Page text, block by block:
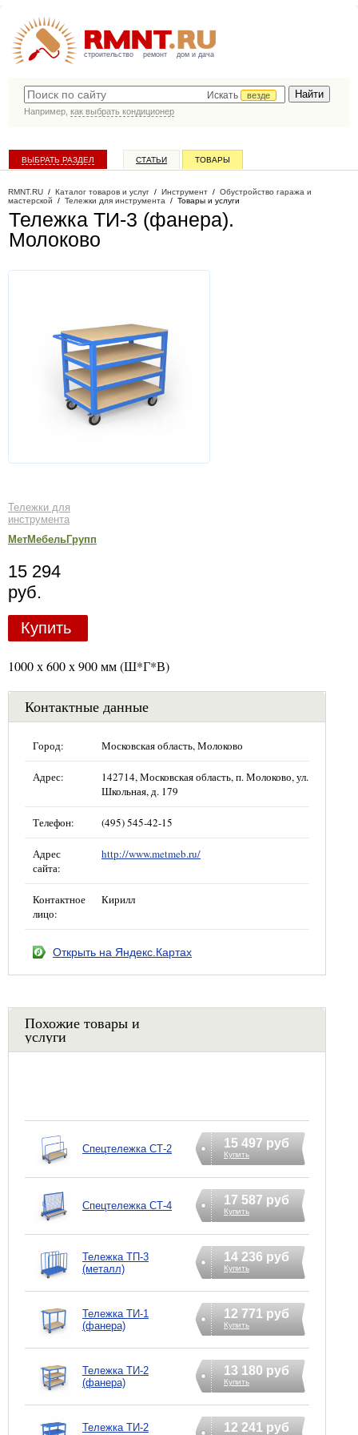
строительство ремонт дом и дача
Искать
везде
Например, как выбрать кондиционер
ВЫБРАТЬ РАЗДЕЛ СТАТЬИ ТОВАРЫ
RMNT.RU / Каталог товаров и услуг / Инструмент / Обустройство гаража и
мастерской / Тележки для инструмента / Товары и услуги
Тележка ТИ-3 (фанера).
Молоково
Тележки для
инструмента
МетМебельГрупп
15 294
руб.
Купить
1000 х 600 х 900 мм (Ш*Г*В)
Контактные данные
Город: Московская область, Молоково
Адрес:
142714, Московская область, п. Молоково, ул.
Школьная, д. 179
Телефон: (495) 545-42-15
Адрес
сайта:
http://www.metmeb.ru/
Контактное
лицо:
Кирилл
Открыть на Яндекс.Картах
Похожие товары и
услуги
Cпецтележка СТ-2 15 497 руб
Купить
Cпецтележка СТ-4 17 587 руб
Купить
Тележка ТП-3
(металл)
14 236 руб
Купить
Тележка ТИ-1
(фанера)
12 771 руб
Купить
Тележка ТИ-2
(фанера)
13 180 руб
Купить
Тележка ТИ-2
12 241 руб